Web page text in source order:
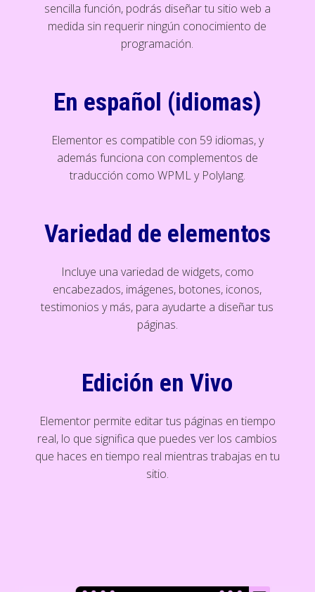
sencilla función, podrás diseñar tu sitio web a
medida sin requerir ningún conocimiento de
programación.
En español (idiomas)
Elementor es compatible con 59 idiomas, y
además funciona con complementos de
traducción como WPML y Polylang.
Variedad de elementos
Incluye una variedad de widgets, como
encabezados, imágenes, botones, iconos,
testimonios y más, para ayudarte a diseñar tus
páginas.
Edición en Vivo
Elementor permite editar tus páginas en tiempo
real, lo que significa que puedes ver los cambios
que haces en tiempo real mientras trabajas en tu
sitio.